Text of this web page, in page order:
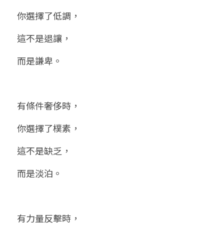
站長精選
臉書生活
好書推廌
陽宅視頻
線上直播
自我挑戰
八字進階班
八字中階班
八字高階班
五行計算初階班
五行計算高階班
團隊訓練營
《十神高階實戰錄》完整典藏版
科學八字推理PDF
八字批命
科學八字推理1
科學八字推理2
科學八字推理3
輕鬆學會科學八字推理
與我預約
批命預約
上課預約
FB粉絲頁
登錄/註冊
搜索
繁體中文
0938617837
support@p8zicourse.com
你選擇了低調，
這不是退讓，
而是謙卑。
有條件奢侈時，
你選擇了樸素，
這不是缺乏，
而是淡泊。
有力量反擊時，